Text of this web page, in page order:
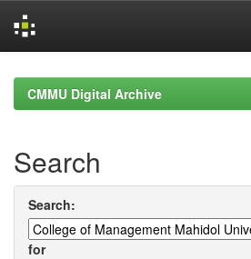
navigationCMMU Digital Archive
Search
Search:
for